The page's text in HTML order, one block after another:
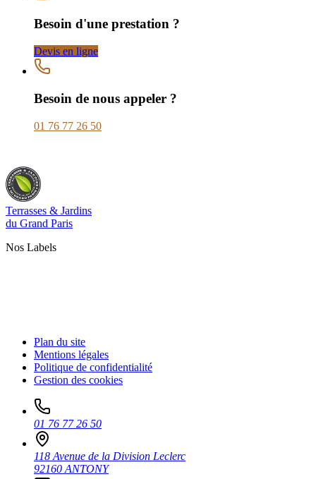
Besoin d'une prestation ?
Devis en ligne
Besoin de nous appeler ?
01 76 77 26 50
Terrasses & Jardins
du Grand Paris
Nos Labels
Plan du site
Mentions légales
Politique de confidentialité
Gestion des cookies
01 76 77 26 50
118 Avenue de la Division Leclerc
92160 ANTONY